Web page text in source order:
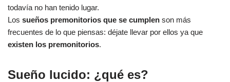
todavía no han tenido lugar.
Los sueños premonitorios que se cumplen son más
frecuentes de lo que piensas: déjate llevar por ellos ya que
existen los premonitorios.
Sueño lucido: ¿qué es?